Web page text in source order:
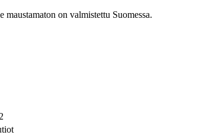
on valmistettu Suomessa.